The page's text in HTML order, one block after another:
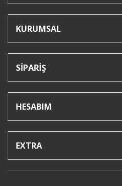
KURUMSAL
SİPARİŞ
HESABIM
EXTRA